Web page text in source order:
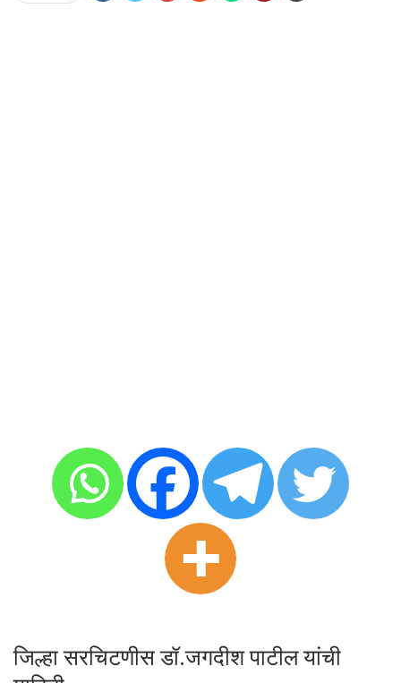
जिल्हा सरचिटणीस डॉ.जगदीश पाटील यांची